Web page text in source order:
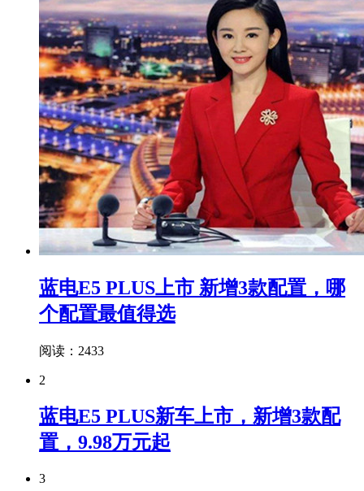
蓝电E5 PLUS上市 新增3款配置，哪
个配置最值得选
阅读：2433
2
蓝电E5 PLUS新车上市，新增3款配
置，9.98万元起
3